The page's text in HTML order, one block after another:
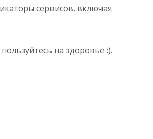
сервисов, включая
на здоровье :).